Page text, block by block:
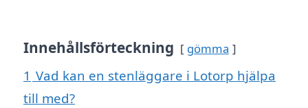
Innehållsförteckning gömma
1 Vad kan en stenläggare i Lotorp hjälpa
till med?